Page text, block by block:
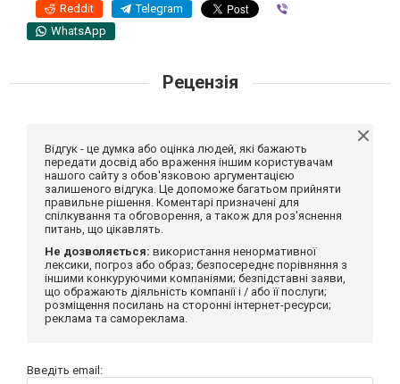
Reddit Telegram
WhatsApp
Рецензія
Відгук - це думка або оцінка людей, які бажають
передати досвід або враження іншим користувачам
нашого сайту з обов'язковою аргументацією
залишеного відгука. Це допоможе багатьом прийняти
правильне рішення. Коментарі призначені для
спілкування та обговорення, а також для роз'яснення
питань, що цікавлять.
Не дозволяється: використання ненормативної
лексики, погроз або образ; безпосереднє порівняння з
іншими конкуруючими компаніями; безпідставні заяви,
що ображають діяльність компанії і / або її послуги;
розміщення посилань на сторонні інтернет-ресурси;
реклама та самореклама.
Введіть email: